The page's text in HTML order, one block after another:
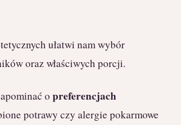
ułatwi nam wybór
oraz właściwych porcji.
o preferencjach
potrawy czy alergie pokarmowe